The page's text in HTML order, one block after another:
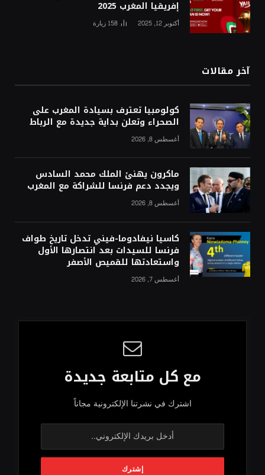
إفريقيا المغرب 2025
أكتوبر 12, 2025 158 زيارة
آخر مقالات
كولومبيا تعترف بسيادة المغرب على
الصحراء وتعلن بداية جديدة مع الرباط
أغسطس 8, 2026
ماكرون يهنئ الملك محمد السادس
ويجدد دعم فرنسا للشراكة مع المغرب
أغسطس 8, 2026
كاسيا نيفادوما-فيني تدخل تاريخ طواف
فرنسا للسيدات بعد انتصارها الأول
واستعادتها للقميص الأصفر
أغسطس 7, 2026
مع كل متابعة جديدة
اشترك في نشرتنا الإلكترونية مجاناً